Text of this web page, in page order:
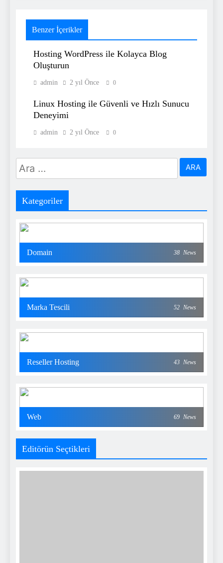
Benzer İçerikler
Hosting WordPress ile Kolayca Blog
Oluşturun
admin 2 yıl Önce 0
Linux Hosting ile Güvenli ve Hızlı Sunucu
Deneyimi
admin 2 yıl Önce 0
Arama:
Kategoriler
Domain 38 News
Marka Tescili 52 News
Reseller Hosting 43 News
Web 69 News
Editörün Seçtikleri